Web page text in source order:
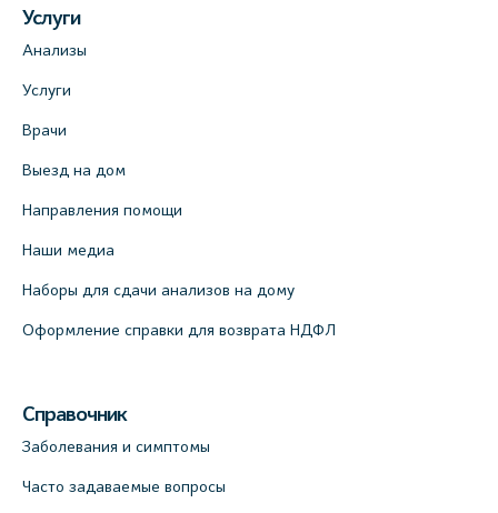
Услуги
Анализы
Услуги
Врачи
Выезд на дом
Направления помощи
Наши медиа
Наборы для сдачи анализов на дому
Оформление справки для возврата НДФЛ
Справочник
Заболевания и симптомы
Часто задаваемые вопросы